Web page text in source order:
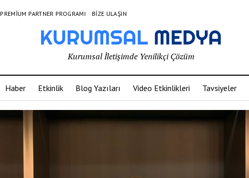
PREMIUM PARTNER PROGRAMI BIZE ULAŞIN
Kurumsal İletişimde Yenilikçi Çözüm
Haber Etkinlik Blog Yazıları Video Etkinlikleri Tavsiyeler